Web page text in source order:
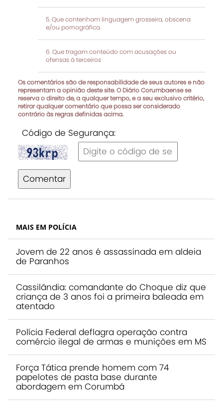
Que contenham linguagem grosseira, obscena
e/ou pornográfica.
Que tragam conteúdo com acusações ou
ofensas à terceiros
Os comentários são de responsabilidade de seus autores e não
representam a opinião deste site. O Diário Corumbaense se
reserva o direito de, a qualquer tempo, e a seu exclusivo critério,
retirar qualquer comentário que possa ser considerado
contrário às regras definidas acima.
Código de Segurança:
Comentar
MAIS EM POLÍCIA
Jovem de 22 anos é assassinada em aldeia
de Paranhos
Cassilândia: comandante do Choque diz que
criança de 3 anos foi a primeira baleada em
atentado
Polícia Federal deflagra operação contra
comércio ilegal de armas e munições em MS
Força Tática prende homem com 74
papelotes de pasta base durante
abordagem em Corumbá